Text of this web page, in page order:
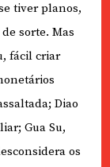
tiver planos,
sorte. Mas
fácil criar
Diao
Gua Su,
os